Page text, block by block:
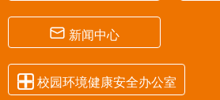
 新闻中心
 校园环境健康安全办公室